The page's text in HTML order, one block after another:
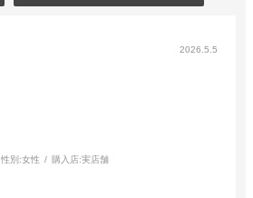
2026.5.5
性別:女性 購入店:実店舗